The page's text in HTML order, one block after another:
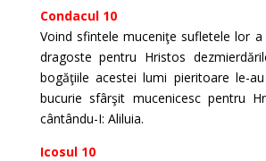
Condacul 10
Voind sfintele muceniţe sufletele lor
dragoste pentru Hristos
bogăţiile acestei lumi pieritoare le-
bucurie sfârşit mucenicesc pentru
cântându-I: Aliluia.
Icosul 10